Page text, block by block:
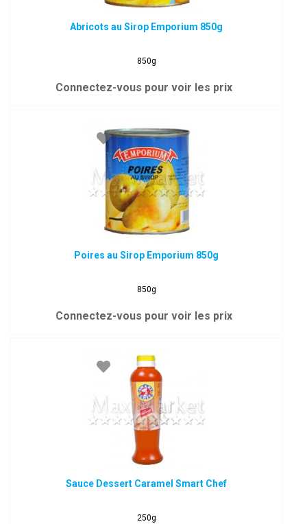
Abricots au Sirop Emporium 850g
850g
Connectez-vous pour voir les prix
Poires au Sirop Emporium 850g
850g
Connectez-vous pour voir les prix
Sauce Dessert Caramel Smart Chef
250g